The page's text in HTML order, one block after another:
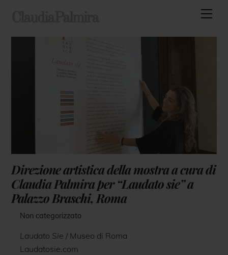
Direzione artistica della mostra a cura di
Claudia Palmira per “Laudato sie” a
Palazzo Braschi, Roma
Non categorizzato
Laudato Sie / Museo di Roma
Laudatosie.com